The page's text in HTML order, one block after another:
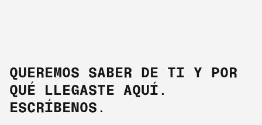
QUEREMOS SABER DE TI Y POR
QUÉ LLEGASTE AQUÍ.
ESCRÍBENOS.